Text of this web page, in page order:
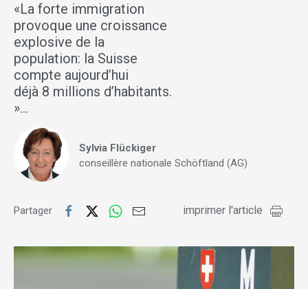
«La forte immigration
provoque une croissance
explosive de la
population: la Suisse
compte aujourd’hui
déjà 8 millions d’habitants.
»…
Sylvia Flückiger
conseillère nationale Schöftland (AG)
Partager imprimer l'article